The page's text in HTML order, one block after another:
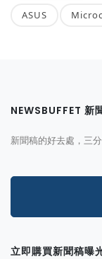
ASUS
NEWSBUFFET 新
新聞稿的好去處，三
立即購買新聞稿曝